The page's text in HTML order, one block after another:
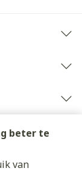
beter te
van